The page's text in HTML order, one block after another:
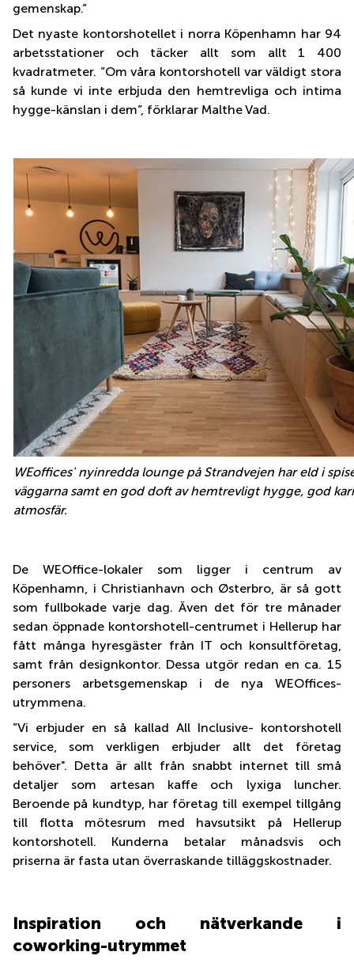
gemenskap.”
Det nyaste kontorshotellet i norra Köpenhamn har 94
arbetsstationer och täcker allt som allt 1 400
kvadratmeter. ”Om våra kontorshotell var väldigt stora
så kunde vi inte erbjuda den hemtrevliga och intima
hygge-känslan i dem”, förklarar Malthe Vad.
WEoffices' nyinredda lounge på Strandvejen har eld i
väggarna samt en god doft av hemtrevligt hygge, god
atmosfär.
De WEOffice-lokaler som ligger i centrum av
Köpenhamn, i Christianhavn och Østerbro, är så gott
som fullbokade varje dag. Även det för tre månader
sedan öppnade kontorshotell-centrumet i Hellerup har
fått många hyresgäster från IT och konsultföretag,
samt från designkontor. Dessa utgör redan en ca. 15
personers arbetsgemenskap i de nya WEOffices-
utrymmena.
”Vi erbjuder en så kallad All Inclusive- kontorshotell
service, som verkligen erbjuder allt det företag
behöver". Detta är allt från snabbt internet till små
detaljer som artesan kaffe och lyxiga luncher.
Beroende på kundtyp, har företag till exempel tillgång
till flotta mötesrum med havsutsikt på Hellerup
kontorshotell. Kunderna betalar månadsvis och
priserna är fasta utan överraskande tilläggskostnader.
Inspiration och nätverkande i
coworking-utrymmet